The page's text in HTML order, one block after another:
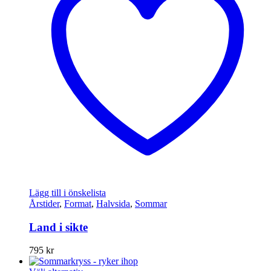
Lägg till i önskelista
Årstider, Format, Halvsida, Sommar
Land i sikte
795 kr